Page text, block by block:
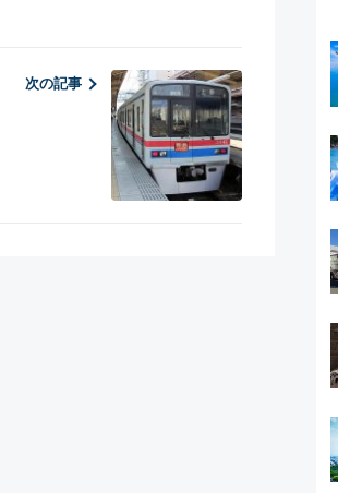
次の記事